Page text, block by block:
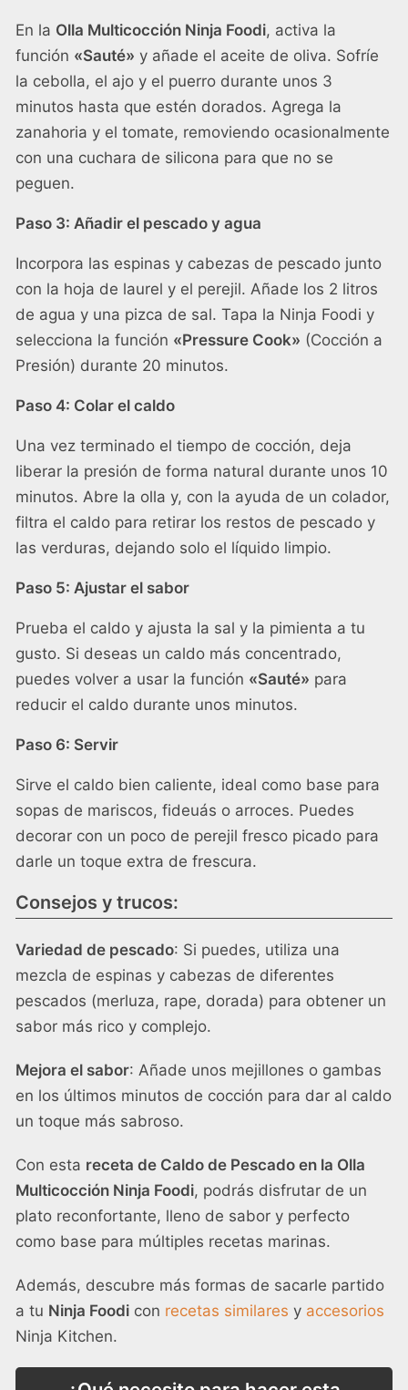
En la Olla Multicocción Ninja Foodi, activa la
función «Sauté» y añade el aceite de oliva. Sofríe
la cebolla, el ajo y el puerro durante unos 3
minutos hasta que estén dorados. Agrega la
zanahoria y el tomate, removiendo ocasionalmente
con una cuchara de silicona para que no se
peguen.
Paso 3: Añadir el pescado y agua
Incorpora las espinas y cabezas de pescado junto
con la hoja de laurel y el perejil. Añade los 2 litros
de agua y una pizca de sal. Tapa la Ninja Foodi y
selecciona la función «Pressure Cook» (Cocción a
Presión) durante 20 minutos.
Paso 4: Colar el caldo
Una vez terminado el tiempo de cocción, deja
liberar la presión de forma natural durante unos 10
minutos. Abre la olla y, con la ayuda de un colador,
filtra el caldo para retirar los restos de pescado y
las verduras, dejando solo el líquido limpio.
Paso 5: Ajustar el sabor
Prueba el caldo y ajusta la sal y la pimienta a tu
gusto. Si deseas un caldo más concentrado,
puedes volver a usar la función «Sauté» para
reducir el caldo durante unos minutos.
Paso 6: Servir
Sirve el caldo bien caliente, ideal como base para
sopas de mariscos, fideuás o arroces. Puedes
decorar con un poco de perejil fresco picado para
darle un toque extra de frescura.
Consejos y trucos:
Variedad de pescado: Si puedes, utiliza una
mezcla de espinas y cabezas de diferentes
pescados (merluza, rape, dorada) para obtener un
sabor más rico y complejo.
Mejora el sabor: Añade unos mejillones o gambas
en los últimos minutos de cocción para dar al caldo
un toque más sabroso.
Con esta receta de Caldo de Pescado en la Olla
Multicocción Ninja Foodi, podrás disfrutar de un
plato reconfortante, lleno de sabor y perfecto
como base para múltiples recetas marinas.
Además, descubre más formas de sacarle partido
a tu Ninja Foodi con recetas similares y accesorios
Ninja Kitchen.